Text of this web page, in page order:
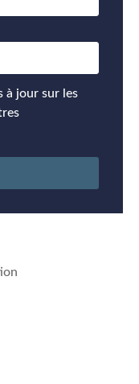
à jour sur les